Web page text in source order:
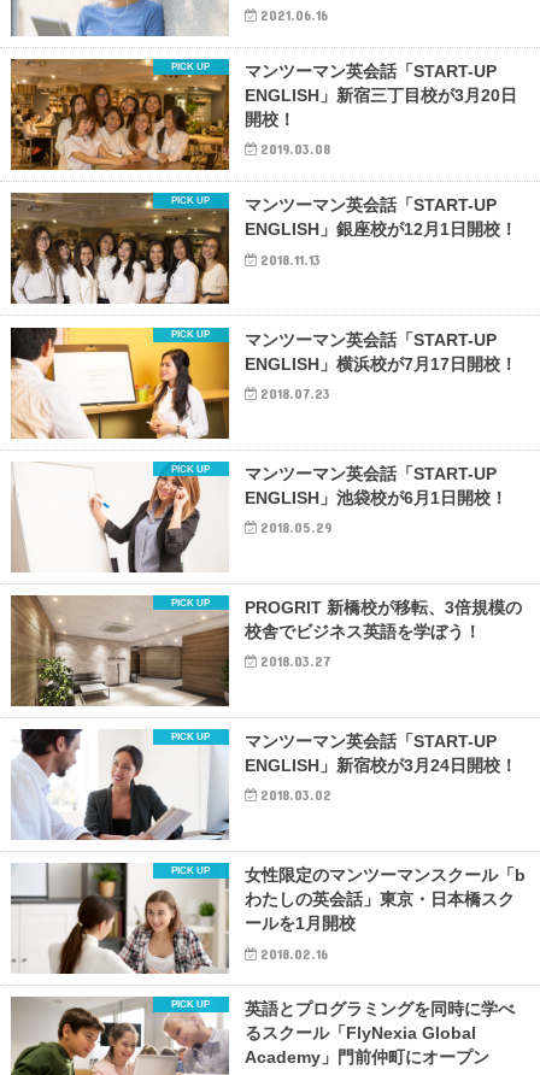
2021.06.16
マンツーマン英会話「START-UP
ENGLISH」新宿三丁目校が3月20日
開校！
2019.03.08
マンツーマン英会話「START-UP
ENGLISH」銀座校が12月1日開校！
2018.11.13
マンツーマン英会話「START-UP
ENGLISH」横浜校が7月17日開校！
2018.07.23
マンツーマン英会話「START-UP
ENGLISH」池袋校が6月1日開校！
2018.05.29
PROGRIT 新橋校が移転、3倍規模の
校舎でビジネス英語を学ぼう！
2018.03.27
マンツーマン英会話「START-UP
ENGLISH」新宿校が3月24日開校！
2018.03.02
女性限定のマンツーマンスクール「b
わたしの英会話」東京・日本橋スク
ールを1月開校
2018.02.16
英語とプログラミングを同時に学べ
るスクール「FlyNexia Global
Academy」門前仲町にオープン